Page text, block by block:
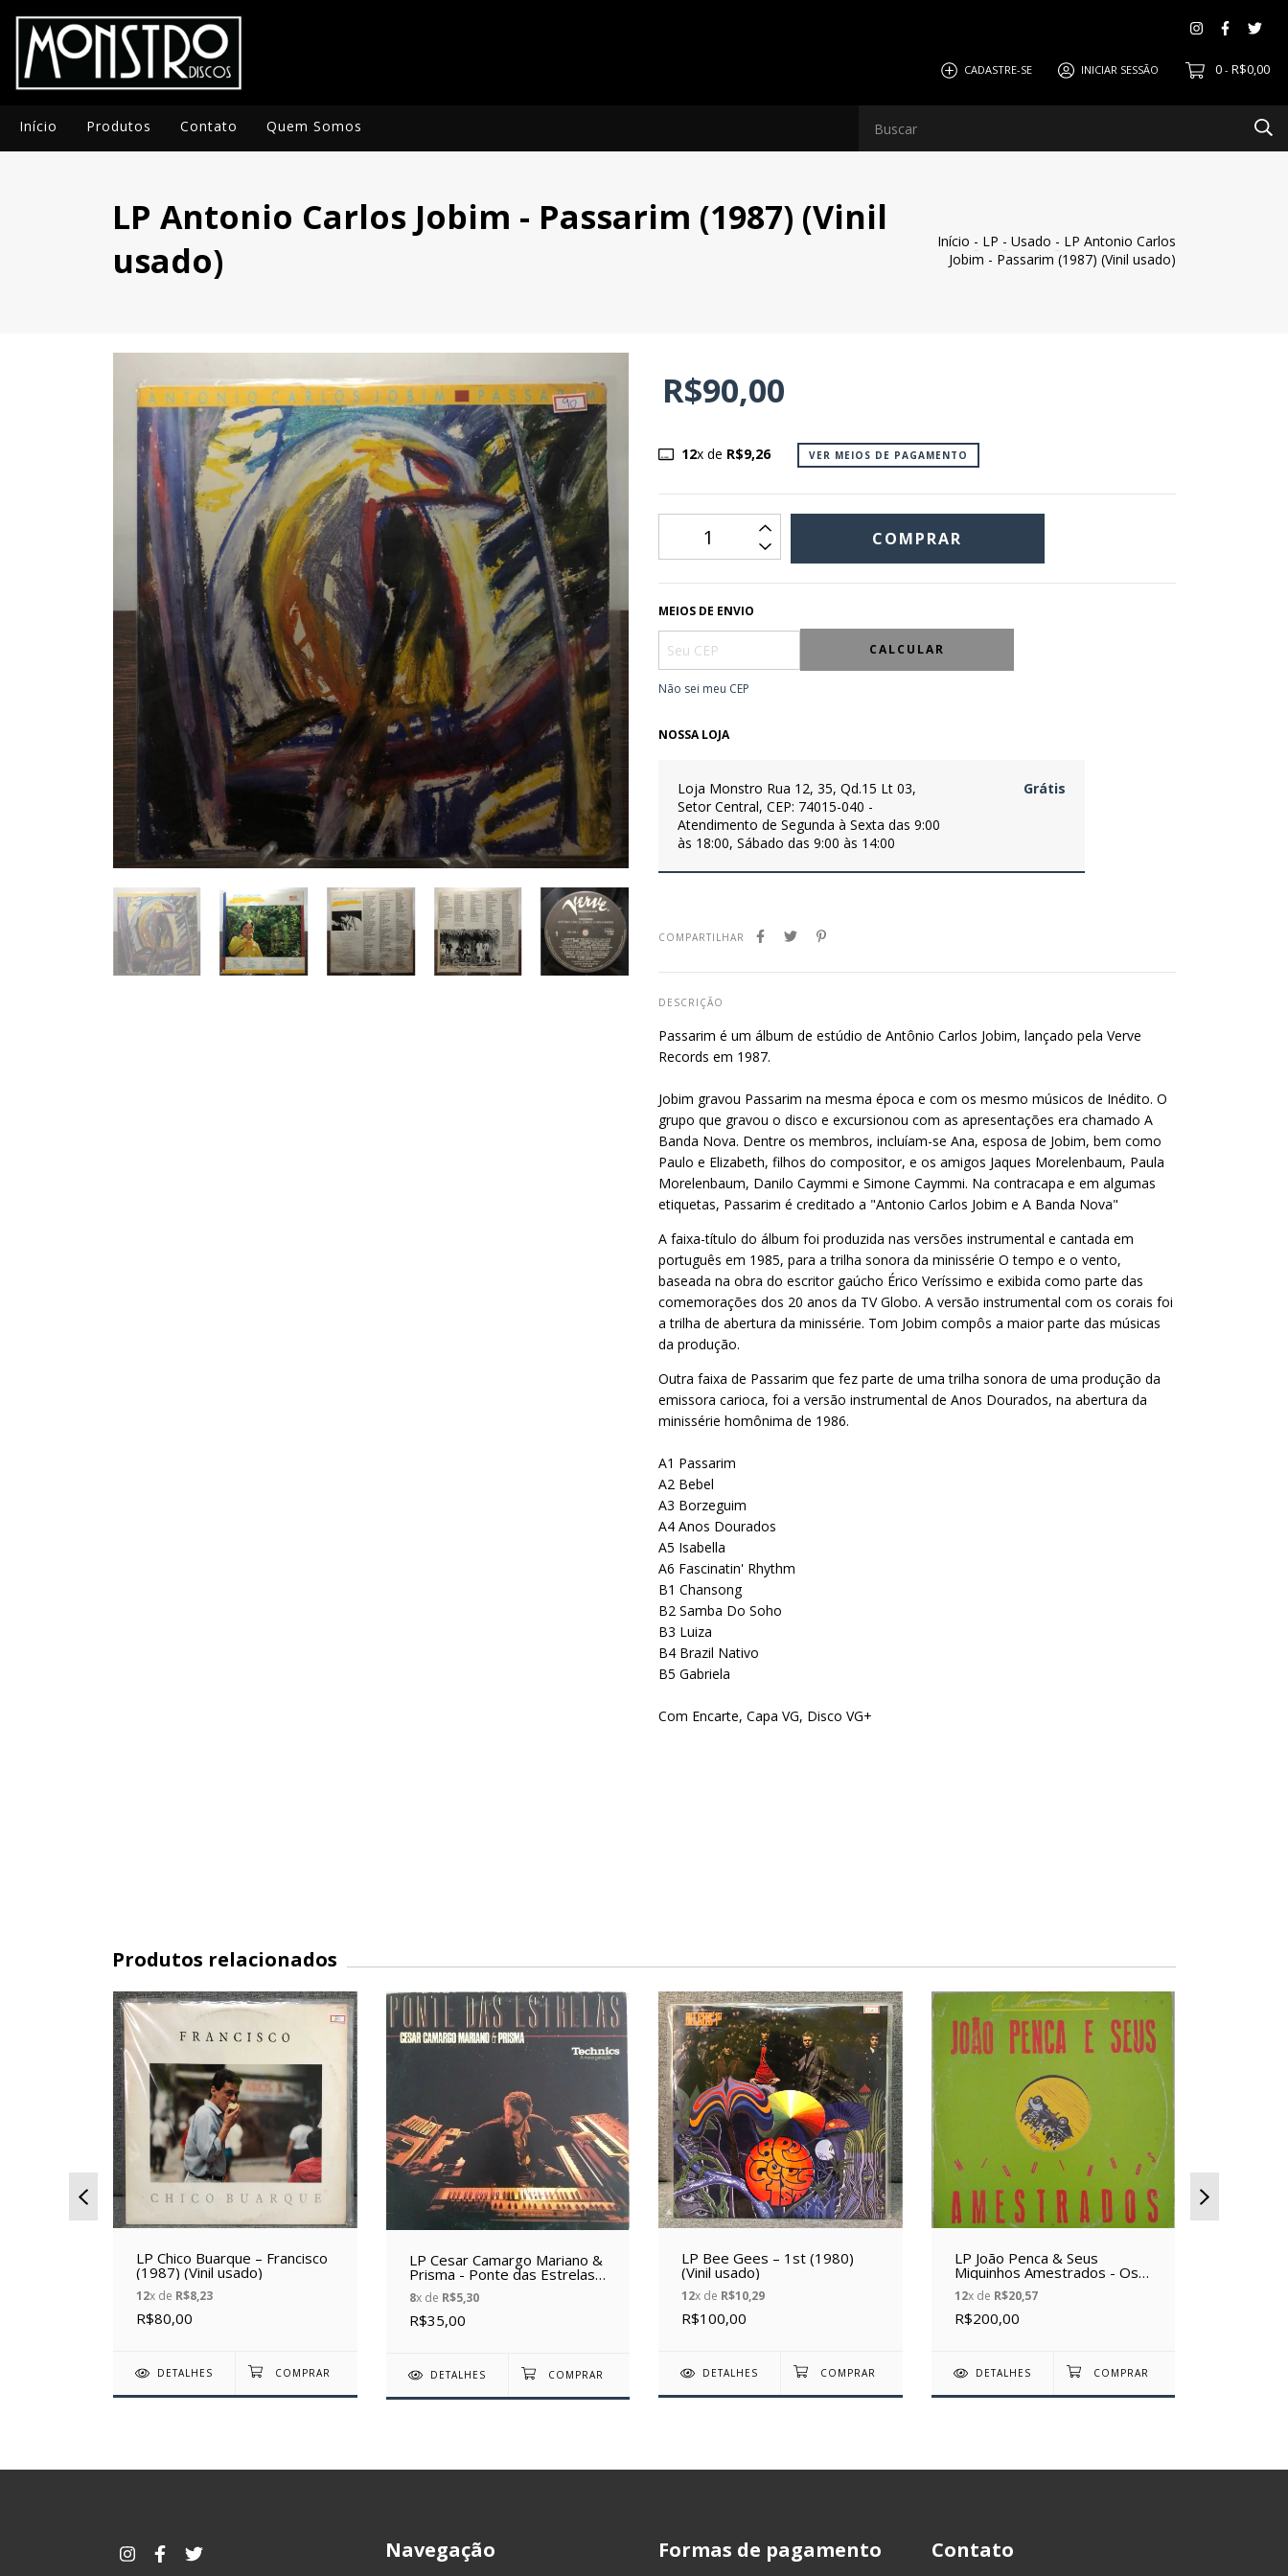
CADASTRE-SE INICIAR SESSÃO 0 - R$0,00
Início Produtos Contato Quem Somos
LP Antonio Carlos Jobim - Passarim (1987) (Vinil
usado)
Início - LP - Usado - LP Antonio Carlos
Jobim - Passarim (1987) (Vinil usado)
R$90,00
12x de R$9,26 VER MEIOS DE PAGAMENTO
MEIOS DE ENVIO
CALCULAR
Não sei meu CEP
NOSSA LOJA
Loja Monstro Rua 12, 35, Qd.15 Lt 03,
Setor Central, CEP: 74015-040 -
Atendimento de Segunda à Sexta das 9:00
às 18:00, Sábado das 9:00 às 14:00
Grátis
COMPARTILHAR
DESCRIÇÃO
Passarim é um álbum de estúdio de Antônio Carlos Jobim, lançado pela Verve
Records em 1987.
Jobim gravou Passarim na mesma época e com os mesmo músicos de Inédito. O
grupo que gravou o disco e excursionou com as apresentações era chamado A
Banda Nova. Dentre os membros, incluíam-se Ana, esposa de Jobim, bem como
Paulo e Elizabeth, filhos do compositor, e os amigos Jaques Morelenbaum, Paula
Morelenbaum, Danilo Caymmi e Simone Caymmi. Na contracapa e em algumas
etiquetas, Passarim é creditado a "Antonio Carlos Jobim e A Banda Nova"
A faixa-título do álbum foi produzida nas versões instrumental e cantada em
português em 1985, para a trilha sonora da minissérie O tempo e o vento,
baseada na obra do escritor gaúcho Érico Veríssimo e exibida como parte das
comemorações dos 20 anos da TV Globo. A versão instrumental com os corais foi
a trilha de abertura da minissérie. Tom Jobim compôs a maior parte das músicas
da produção.
Outra faixa de Passarim que fez parte de uma trilha sonora de uma produção da
emissora carioca, foi a versão instrumental de Anos Dourados, na abertura da
minissérie homônima de 1986.
A1 Passarim
A2 Bebel
A3 Borzeguim
A4 Anos Dourados
A5 Isabella
A6 Fascinatin' Rhythm
B1 Chansong
B2 Samba Do Soho
B3 Luiza
B4 Brazil Nativo
B5 Gabriela
Com Encarte, Capa VG, Disco VG+
Produtos relacionados
LP Chico Buarque – Francisco
(1987) (Vinil usado)
12x de R$8,23
R$80,00
DETALHES
LP Cesar Camargo Mariano &
Prisma - Ponte das Estrelas
(1986) (Vinil usado)
8x de R$5,30
R$35,00
DETALHES
LP Bee Gees – 1st (1980)
(Vinil usado)
12x de R$10,29
R$100,00
DETALHES
LP João Penca & Seus
Miquinhos Amestrados - Os
Maiores Sucessos de (1983)
(Vinil usado)
12x de R$20,57
R$200,00
DETALHES
Navegação Formas de pagamento Contato